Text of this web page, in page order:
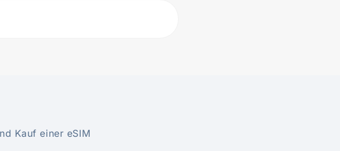
Kauf einer eSIM